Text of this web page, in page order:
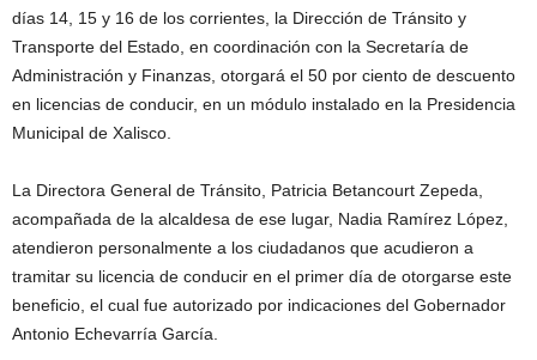
días 14, 15 y 16 de los corrientes, la Dirección de Tránsito y
Transporte del Estado, en coordinación con la Secretaría de
Administración y Finanzas, otorgará el 50 por ciento de descuento
en licencias de conducir, en un módulo instalado en la Presidencia
Municipal de Xalisco.
La Directora General de Tránsito, Patricia Betancourt Zepeda,
acompañada de la alcaldesa de ese lugar, Nadia Ramírez López,
atendieron personalmente a los ciudadanos que acudieron a
tramitar su licencia de conducir en el primer día de otorgarse este
beneficio, el cual fue autorizado por indicaciones del Gobernador
Antonio Echevarría García.